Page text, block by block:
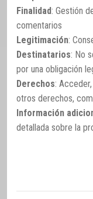
Finalidad: Gestión
comentarios
Legitimación:
Destinatarios: No
por una obligación
Derechos:
otros derechos,
Información
detallada sobre la